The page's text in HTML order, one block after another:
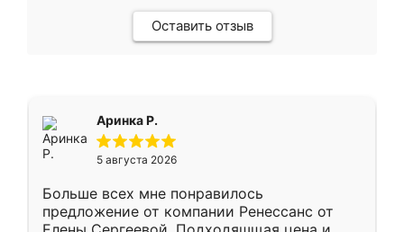
Оставить отзыв
Аринка Р.
5 августа 2026
Больше всех мне понравилось
предложение от компании Ренессанс от